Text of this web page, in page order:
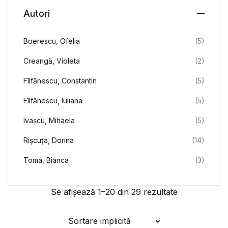
Se afișează 1–20 din 29 rezultate
Sortare implicită
Autori
Boerescu, Ofelia (5)
Creangă, Violeta (2)
Fîlfănescu, Constantin (5)
Fîlfănescu, Iuliana (5)
Ivașcu, Mihaela (5)
Rișcuța, Dorina (14)
Toma, Bianca (3)